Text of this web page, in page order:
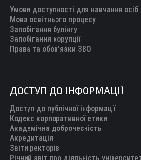
Умови доступності для навчання осіб
Мова освітнього процесу
Запобігання булінгу
Запобігання корупції
Права та обов’язки ЗВО
ДОСТУП ДО ІНФОРМАЦІЇ
Доступ до публічної інформації
Кодекс корпоративної етики
Академічна доброчесність
Акредитація
Звіти ректорів
Річний звіт про діяльність